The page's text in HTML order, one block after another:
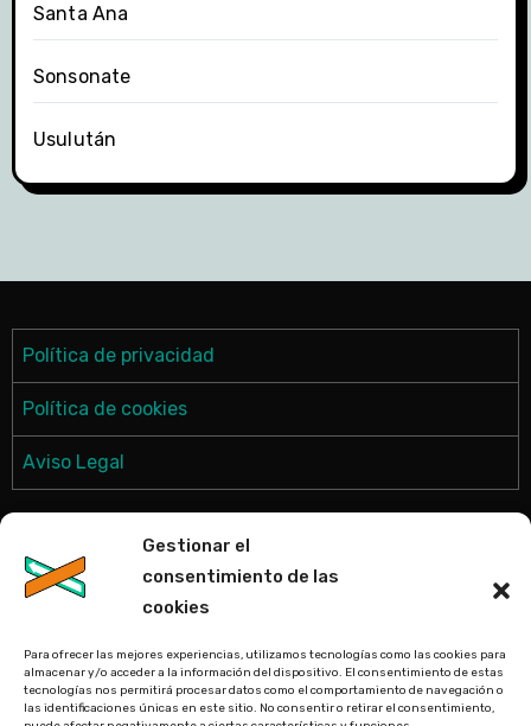
Gestionar el
consentimiento de las
cookies
Para ofrecer las mejores experiencias, utilizamos tecnologías como las cookies para
almacenar y/o acceder a la información del dispositivo. El consentimiento de estas
tecnologías nos permitirá procesar datos como el comportamiento de navegación o
las identificaciones únicas en este sitio. No consentir o retirar el consentimiento,
Santa Ana
Sonsonate
Usulután
Política de privacidad
Política de cookies
Aviso Legal
CARTORUX